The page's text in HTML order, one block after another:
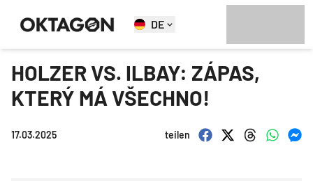
DE
HOLZER VS. ILBAY: ZÁPAS,
KTERÝ MÁ VŠECHNO!
17.03.2025 teilen